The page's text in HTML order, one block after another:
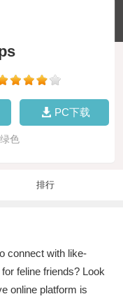
PC下载
色
排行
connect with like-
feline friends? Look
online platform is